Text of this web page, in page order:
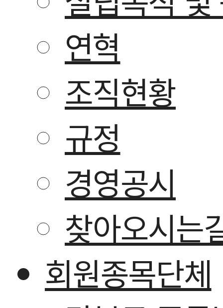
연혁
조직현황
규정
경영공시
찾아오시는
회원종목단체